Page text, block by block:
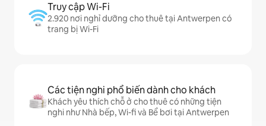
Truy cập Wi-Fi
2.920 nơi nghỉ dưỡng cho thuê tại Antwerpen có
trang bị Wi-Fi
Các tiện nghi phổ biến dành cho khách
Khách yêu thích chỗ ở cho thuê có những tiện
nghi như Nhà bếp, Wi-fi và Bể bơi tại Antwerpen